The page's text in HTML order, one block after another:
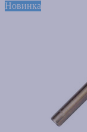
Новинка